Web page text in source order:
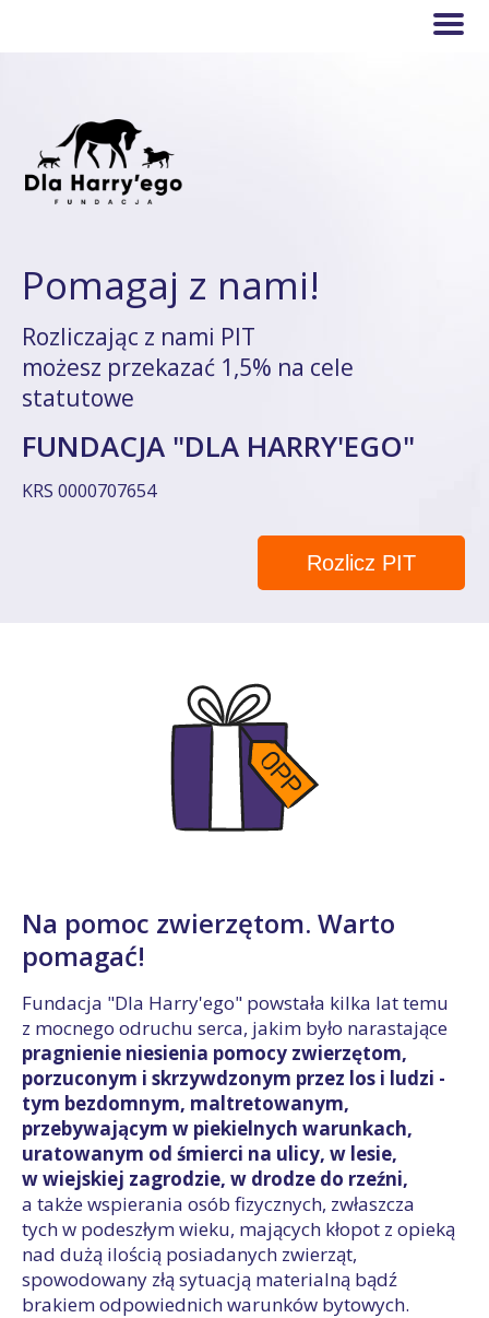
Pomagaj z nami!
Rozliczając z nami PIT
możesz przekazać 1,5% na cele
statutowe
FUNDACJA "DLA HARRY'EGO"
KRS 0000707654
Rozlicz PIT
Na pomoc zwierzętom. Warto
pomagać!
Fundacja "Dla Harry'ego" powstała kilka lat temu
z mocnego odruchu serca, jakim było narastające
pragnienie niesienia pomocy zwierzętom,
porzuconym i skrzywdzonym przez los i ludzi -
tym bezdomnym, maltretowanym,
przebywającym w piekielnych warunkach,
uratowanym od śmierci na ulicy, w lesie,
w wiejskiej zagrodzie, w drodze do rzeźni,
a także wspierania osób fizycznych, zwłaszcza
tych w podeszłym wieku, mających kłopot z opieką
nad dużą ilością posiadanych zwierząt,
spowodowany złą sytuacją materialną bądź
brakiem odpowiednich warunków bytowych.